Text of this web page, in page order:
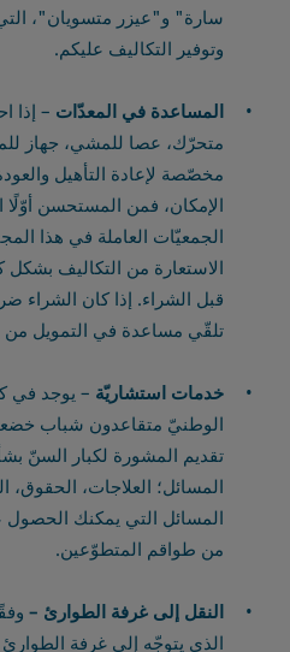
سارة" و"عيزر متسويان"،
وتوفير التكاليف عليكم.
المساعدة في المعدّات – إذا
متحرّك، عصا للمشي، جهاز
مخصّصة لإعادة التأهيل
الإمكان، فمن المستحسن
الجمعيّات العاملة في هذا
الاستعارة من التكاليف
قبل الشراء. إذا كان الشراء
تلقّي مساعدة في التمويل من
خدمات استشاريّة – يوجد في
الوطنيّ متقاعدون شباب
تقديم المشورة لكبار السنّ
المسائل؛ العلاجات،
المسائل التي يمكنك الحصول
من طواقم المتطوّعين.
النقل إلى غرفة الطوارئ –
الذي يتوجّه إلى غرفة